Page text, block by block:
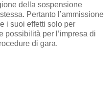
della sospensione
Pertanto l’ammissione
i suoi effetti solo per
possibilità per l’impresa di
di gara.